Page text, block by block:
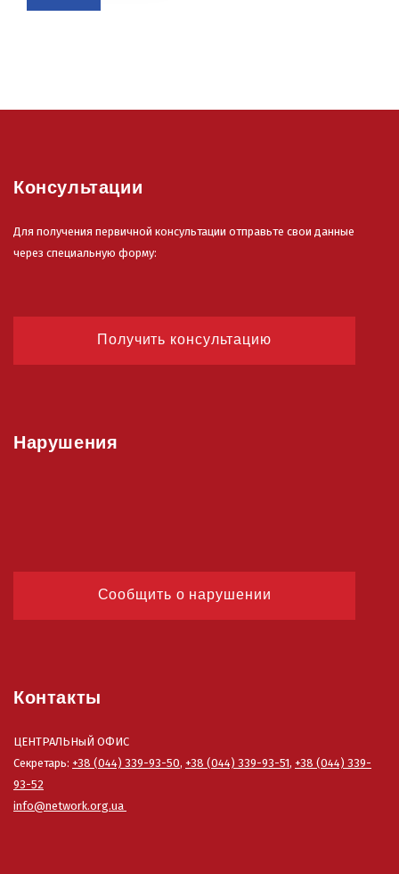
Консультации
Для получения первичной консультации отправьте свои данные
через специальную форму:
Получить консультацию
Нарушения
Сообщить о нарушении
Контакты
ЦЕНТРАЛЬНыЙ ОФИС
Секретарь: +38 (044) 339-93-50, +38 (044) 339-93-51, +38 (044) 339-
93-52
info@network.org.ua